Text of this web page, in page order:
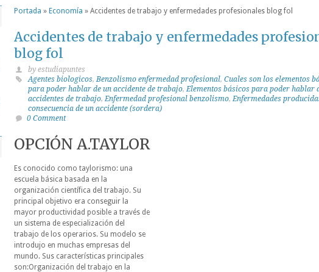
Portada » Economía » Accidentes de trabajo y enfermedades profesionales blog fol
Accidentes de trabajo y enfermedades
blog fol
by estudiapuntes
Agentes biologicos,Benzolismo enfermedad profesional, Cuales son los elementos
para poder hablar de un accidente de trabajo,Elementos básicos para poder hablar
accidentes de trabajo,Enfermedad profesional benzolismo,Enfermedades
consecuencia de un accidente (sordera)
0 Comment
OPCIÓN A.TAYLOR
Es conocido como taylorismo: una
escuela básica basada en la
organización científica del trabajo. Su
principal objetivo era conseguir la
mayor productividad posible a través de
un sistema de especialización del
trabajo de los operarios. Su modelo se
introdujo en muchas empresas del
mundo. Sus características principales
son:Organización del trabajo en la